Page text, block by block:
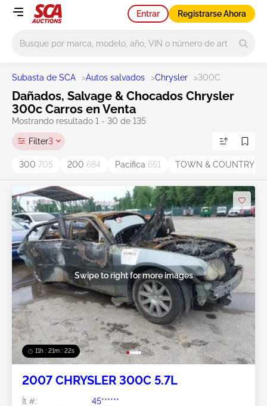
Entrar Registrarse Ahora
Subasta de SCA >Autos salvados >Chrysler >300C
Dañados, Salvage & Chocados Chrysler
300c Carros en Venta
Mostrando resultado 1 - 30 de 135
Filter3
300 705 200 684 Pacifica 651 TOWN & COUNTRY
11h : 21m : 19s
Swipe to right for more images
2007 CHRYSLER 300C 5.7L
Ít #:
45******